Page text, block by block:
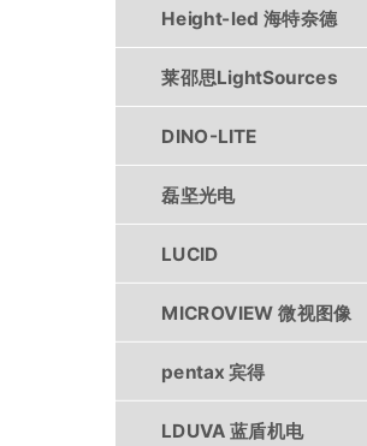
Height-led 海特奈德
莱邵思LightSources
DINO-LITE
磊坚光电
LUCID
MICROVIEW 微视图像
pentax 宾得
LDUVA 蓝盾机电